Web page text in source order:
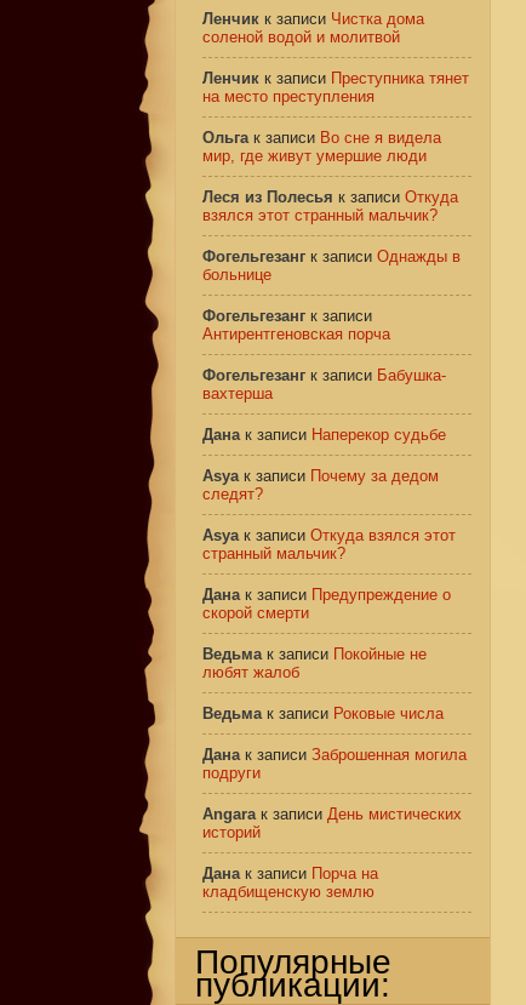
Ленчик к записи Чистка дома
соленой водой и молитвой
Ленчик к записи Преступника тянет
на место преступления
Ольгак записи Во сне я видела
мир, где живут умершие люди
Леся из Полесья к записи Откуда
взялся этот странный мальчик?
Фогельгезанг к записи Однажды в
больнице
Фогельгезанг к записи
Антирентгеновская порча
Фогельгезанг к записи Бабушка-
вахтерша
Данак записи Наперекор судьбе
Asyaк записи Почему за дедом
следят?
Asyaк записи Откуда взялся этот
странный мальчик?
Данак записи Предупреждение о
скорой смерти
Ведьмак записи Покойные не
любят жалоб
Ведьмак записи Роковые числа
Данак записи Заброшенная могила
подруги
Angaraк записи День мистических
историй
Данак записи Порча на
кладбищенскую землю
Популярные
публикации: